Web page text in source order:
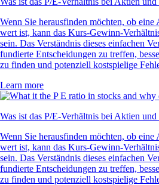
Wenn Sie herausfinden möchten, ob
wert ist, kann das Kurs-Gewinn-
sein. Das Verständnis dieses einfachen
fundierte Entscheidungen zu treffen,
zu finden und potenziell kostspielige
Learn more
Was ist das P/E-Verhältnis bei Aktien
Wenn Sie herausfinden möchten, ob
wert ist, kann das Kurs-Gewinn-
sein. Das Verständnis dieses einfachen
fundierte Entscheidungen zu treffen,
zu finden und potenziell kostspielige